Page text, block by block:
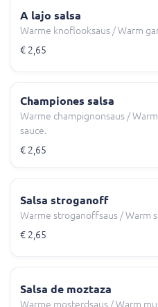
A lajo salsa
Warme knoflooksaus / Warm
€ 2,65
Championes salsa
Warme champignonsaus /
sauce.
€ 2,65
Salsa stroganoff
Warme stroganoffsaus / Warm
€ 2,65
Salsa de moztaza
Warme mosterdsaus / Warm